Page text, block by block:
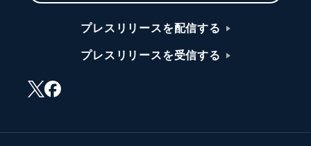
プレスリリースを配信する
プレスリリースを受信する